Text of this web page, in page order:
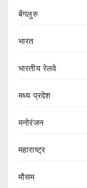
बेंगलुरु
भारत
भारतीय रेलवे
मध्य प्रदेश
मनोरंजन
महाराष्ट्र
मौसम